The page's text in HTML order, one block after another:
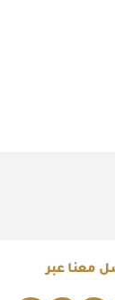
معنا عبر